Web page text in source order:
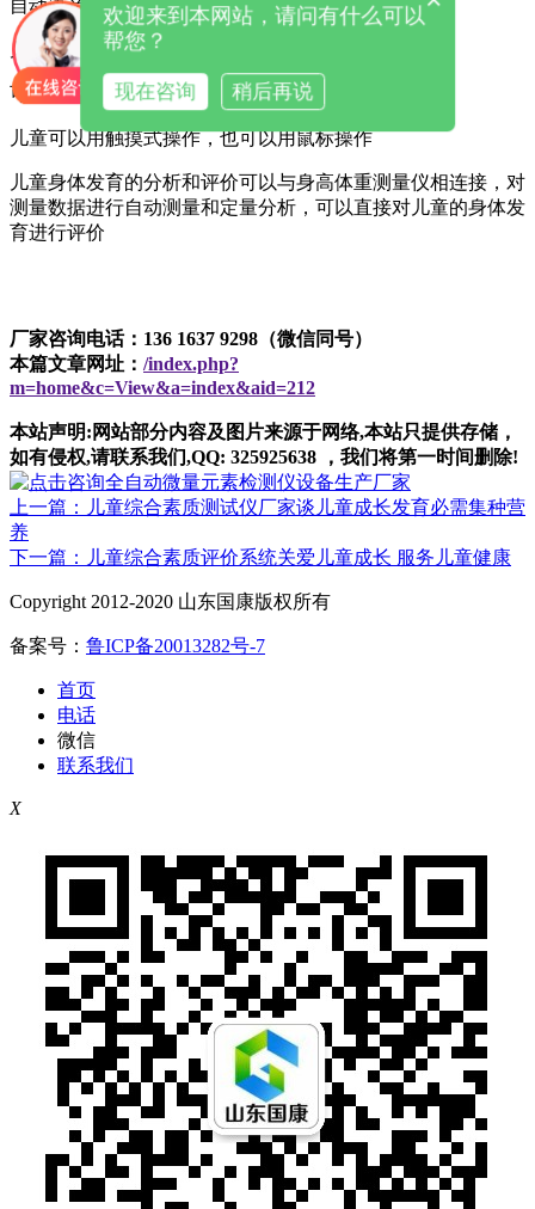
自动语音提示智能和注意力
儿童界面
可以很容易的查询每个年龄组的发展过程
儿童可以用触摸式操作，也可以用鼠标操作
儿童身体发育的分析和评价可以与身高体重测量仪相连接，对
测量数据进行自动测量和定量分析，可以直接对儿童的身体发
育进行评价
厂家咨询电话：136 1637 9298（微信同号）
本篇文章网址： /index.php?
m=home&c=View&a=index&aid=212
本站声明:网站部分内容及图片来源于网络,本站只提供存储，
如有侵权,请联系我们,QQ: 325925638 ，我们将第一时间删除!
上一篇：儿童综合素质测试仪厂家谈儿童成长发育必需集种营
养
下一篇：儿童综合素质评价系统关爱儿童成长 服务儿童健康
Copyright 2012-2020 山东国康版权所有
备案号： 鲁ICP备20013282号-7
首页
电话
微信
联系我们
X
欢迎来到本网站，请问有什么可以
帮您？
现在咨询 稍后再说